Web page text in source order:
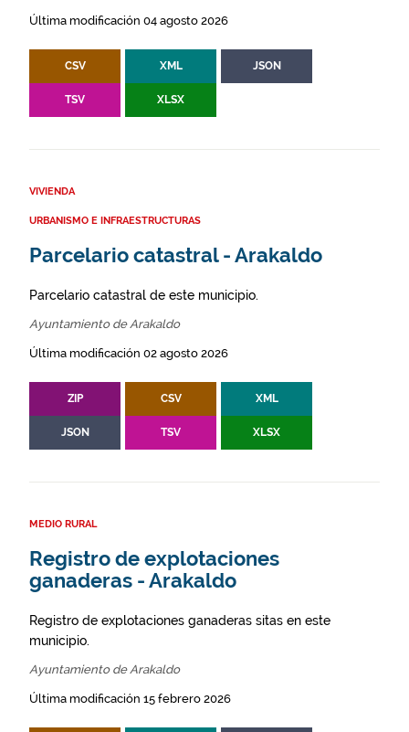
Última modificación 04 agosto 2026
CSV XML JSON
TSV XLSX
VIVIENDA
URBANISMO E INFRAESTRUCTURAS
Parcelario catastral - Arakaldo
Parcelario catastral de este municipio.
Ayuntamiento de Arakaldo
Última modificación 02 agosto 2026
ZIP CSV XML
JSON TSV XLSX
MEDIO RURAL
Registro de explotaciones
ganaderas - Arakaldo
Registro de explotaciones ganaderas sitas en este
municipio.
Ayuntamiento de Arakaldo
Última modificación 15 febrero 2026